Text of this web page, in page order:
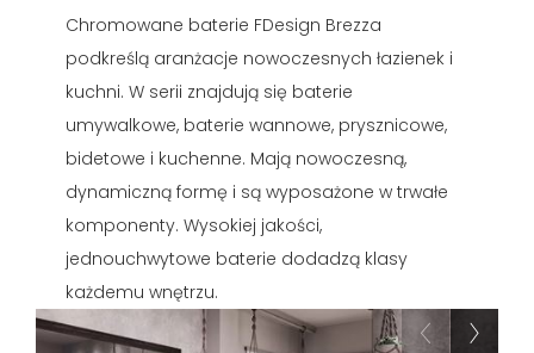
Chromowane baterie FDesign Brezza
podkreślą aranżacje nowoczesnych łazienek i
kuchni. W serii znajdują się baterie
umywalkowe, baterie wannowe, prysznicowe,
bidetowe i kuchenne. Mają nowoczesną,
dynamiczną formę i są wyposażone w trwałe
komponenty. Wysokiej jakości,
jednouchwytowe baterie dodadzą klasy
każdemu wnętrzu.